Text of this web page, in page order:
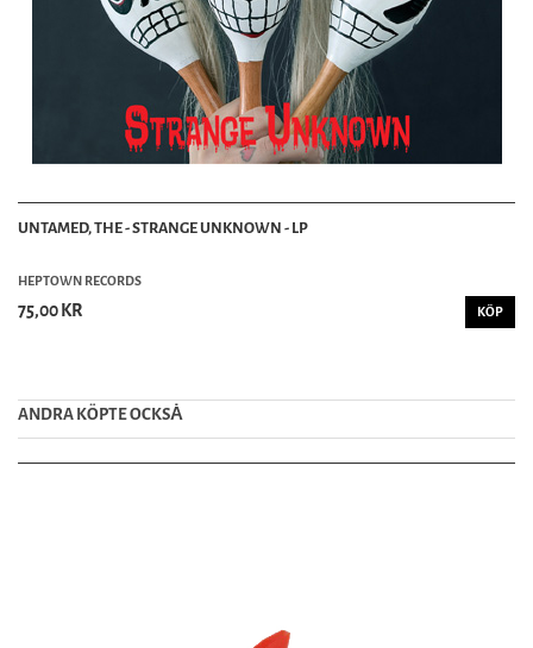
UNTAMED, THE - STRANGE UNKNOWN - LP
HEPTOWN RECORDS
75,00 KR KÖP
ANDRA KÖPTE OCKSȦ